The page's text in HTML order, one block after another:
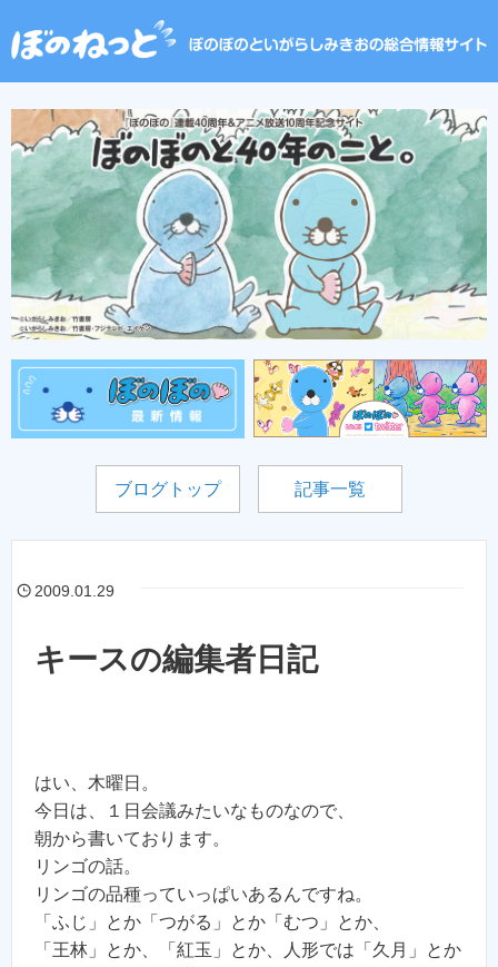
ブログトップ 記事一覧
2009.01.29
キースの編集者日記
はい、木曜日。
今日は、１日会議みたいなものなので、
朝から書いております。
リンゴの話。
リンゴの品種っていっぱいあるんですね。
「ふじ」とか「つがる」とか「むつ」とか、
「王林」とか、「紅玉」とか、人形では「久月」とか